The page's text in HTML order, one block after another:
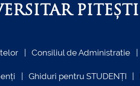
PITEȘTI
Consiliul de Administratie
Ghiduri pentru STUDENȚI